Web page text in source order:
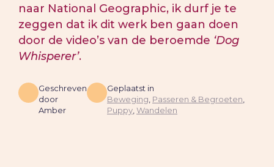
naar National Geographic, ik durf je te
zeggen dat ik dit werk ben gaan doen
door de video’s van de beroemde ‘Dog
Whisperer’.
Geschreven
door
Amber
Geplaatst in
Beweging Passeren & Begroeten
Puppy Wandelen